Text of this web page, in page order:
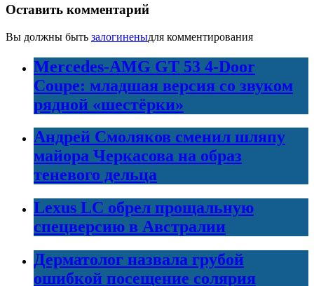
Оставить комментарий
Вы должны быть залогиненыдля комментирования
Mercedes-AMG GT 53 4-Door
Coupe: младшая версия со звуком
рядной «шестёрки»
Андрей Смоляков сменил шляпу
майора Черкасова на образ
теневого дельца
Lexus LC обрел прощальную
спецверсию в Австралии
Дерматолог назвала грубой
ошибкой посещение солярия